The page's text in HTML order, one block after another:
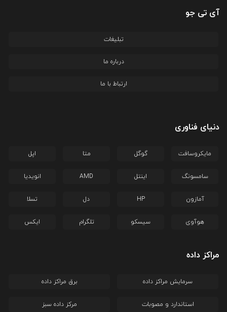
آی تی جو
تبلیغات
درباره ما
ارتباط با ما
دنیای فناوری
مایکروسافت گوگل متا اپل
سامسونگ اینتل AMD انویدیا
آمازون HP دل تسلا
هوآوی سیسکو تلگرام ایکس
مراکز داده
سرمایش مراکز داده برق مراکز داده
استاندارد و مصوبات مرکز داده سبز